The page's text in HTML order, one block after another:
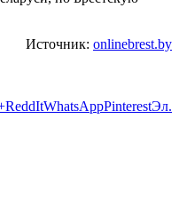
Источник: onlinebrest.by
ReddItWhatsAppPinterestЭл.